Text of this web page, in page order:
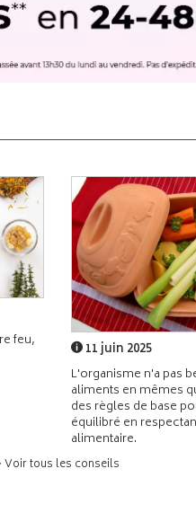
feu,
11 juin 2025
L'organisme n'a pas
aliments en mêmes
des règles de base
équilibré en
alimentaire.
Voir tous les conseils